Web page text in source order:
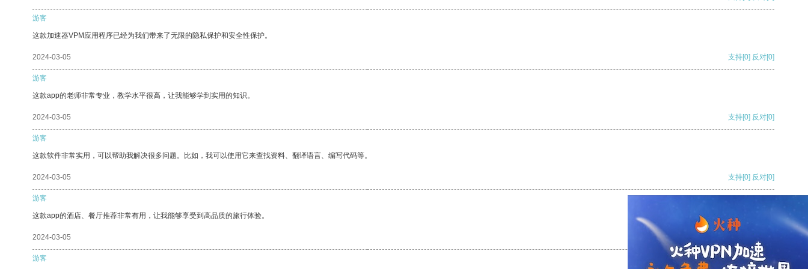
游客
这款加速器VPM应用程序已经为我们带来了无限的隐私保护和安全性保护。
2024-03-05 支持[0] 反对[0]
游客
这款app的老师非常专业，教学水平很高，让我能够学到实用的知识。
2024-03-05 支持[0] 反对[0]
游客
这款软件非常实用，可以帮助我解决很多问题。比如，我可以使用它来查找资料、翻译语言、编写代码等。
2024-03-05 支持[0] 反对[0]
游客
这款app的酒店、餐厅推荐非常有用，让我能够享受到高品质的旅行体验。
2024-03-05
游客